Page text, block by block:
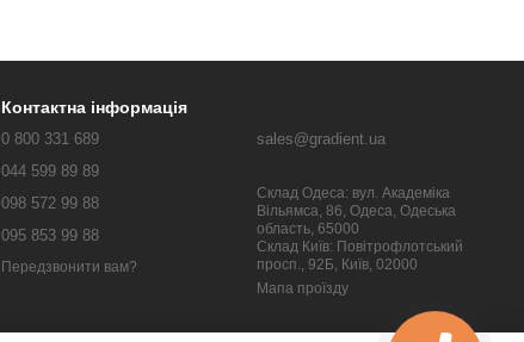
Контактна інформація
0 800 331 689
044 599 89 89
098 572 99 88
095 853 99 88
Передзвонити вам?
sales@gradient.ua
Склад Одеса: вул. Академіка
Вільямса, 86, Одеса, Одеська
область, 65000
Склад Київ: Повітрофлотський
просп., 92Б, Київ, 02000
Мапа проїзду